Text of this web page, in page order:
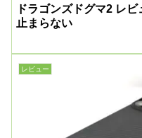
ドラゴンズドグマ2 レ
止まらない
レビュー